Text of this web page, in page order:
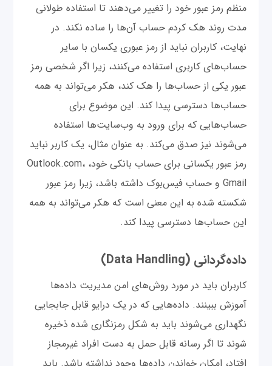
منظم رمز عبور خود را تغییر می‌دهند تا استفاده طولانی
مدت روند هک کردم حساب آن‌ها را ساده نکند. در
نهایت، کاربران نباید از رمز عبوری یکسان با سایر
حساب‌های کاربری استفاده می‌کنند، زیرا اگر شخصی رمز
عبور یکی از حساب‌ها را هک کند، هکر می‌تواند به همه
حساب‌ها دسترسی پیدا کند. این موضوع برای
حساب‌هایی که برای ورود به وب‌سایت‌ها استفاده
می‌شوند نیز صدق می‌کند. به عنوان مثال، یک کاربر نباید
رمز عبور یکسانی برای حساب بانکی خود، Outlook.com،
Gmail و حساب فیس‌بوک داشته باشد، زیرا رمز عبور
شکسته شده به این معنی است که هکر می‌تواند به همه
این حساب‌ها دسترسی پیدا کند.
داده‌گردانی (Data Handling)
کاربران باید در مورد روش‌های امن مدیریت داده‌ها
آموزش ببینند. داده‌هایی که در یک درایو قابل جابجایی
نگهداری می‌شوند باید به شکل رمزنگاری شده ذخیره
شوند تا اگر رسانه قابل حمل به دست افراد غیرمجاز